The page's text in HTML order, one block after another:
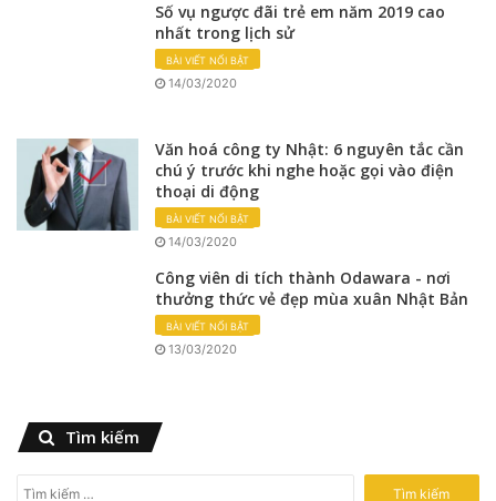
Số vụ ngược đãi trẻ em năm 2019 cao
nhất trong lịch sử
BÀI VIẾT NỔI BẬT
14/03/2020
Văn hoá công ty Nhật: 6 nguyên tắc cần
chú ý trước khi nghe hoặc gọi vào điện
thoại di động
BÀI VIẾT NỔI BẬT
14/03/2020
Công viên di tích thành Odawara - nơi
thưởng thức vẻ đẹp mùa xuân Nhật Bản
BÀI VIẾT NỔI BẬT
13/03/2020
Tìm kiếm